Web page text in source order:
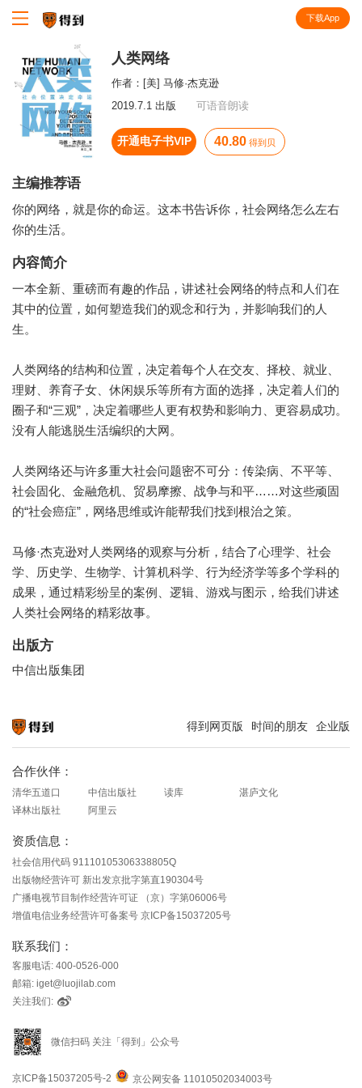
下载App
人类网络
作者： [美] 马修·杰克逊
2019.7.1 出版
可语音朗读
开通电子书VIP 40.80 得到贝
主编推荐语
你的网络，就是你的命运。这本书告诉你，社会网络怎么左右
你的生活。
内容简介
一本全新、重磅而有趣的作品，讲述社会网络的特点和人们在
其中的位置，如何塑造我们的观念和行为，并影响我们的人
生。
人类网络的结构和位置，决定着每个人在交友、择校、就业、
理财、养育子女、休闲娱乐等所有方面的选择，决定着人们的
圈子和“三观”，决定着哪些人更有权势和影响力、更容易成功。
没有人能逃脱生活编织的大网。
人类网络还与许多重大社会问题密不可分：传染病、不平等、
社会固化、金融危机、贸易摩擦、战争与和平……对这些顽固
的“社会癌症”，网络思维或许能帮我们找到根治之策。
马修·杰克逊对人类网络的观察与分析，结合了心理学、社会
学、历史学、生物学、计算机科学、行为经济学等多个学科的
成果，通过精彩纷呈的案例、逻辑、游戏与图示，给我们讲述
人类社会网络的精彩故事。
出版方
中信出版集团
得到网页版 时间的朋友 企业版
合作伙伴：
清华五道口 中信出版社 读库
湛庐文化
译林出版社
阿里云
资质信息：
社会信用代码 91110105306338805Q
出版物经营许可 新出发京批字第直190304号
广播电视节目制作经营许可证 （京）字第06006号
增值电信业务经营许可备案号 京ICP备15037205号
联系我们：
客服电话: 400-0526-000
邮箱: iget@luojilab.com
关注我们:
微信扫码 关注「得到」公众号
京ICP备15037205号-2 京公网安备 11010502034003号